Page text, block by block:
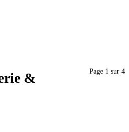
Page 1 sur 4
&